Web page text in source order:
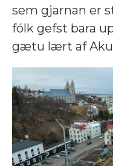
sem gjarnan er
fólk gefst bara
gætu lært af